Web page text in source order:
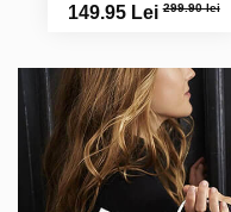
149.95 Lei299.90 lei